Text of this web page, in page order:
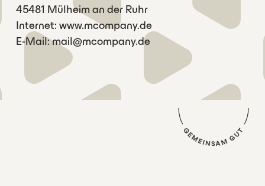
45481 Mülheim an der Ruhr
Internet: www.mcompany.de
E-Mail: mail@mcompany.de